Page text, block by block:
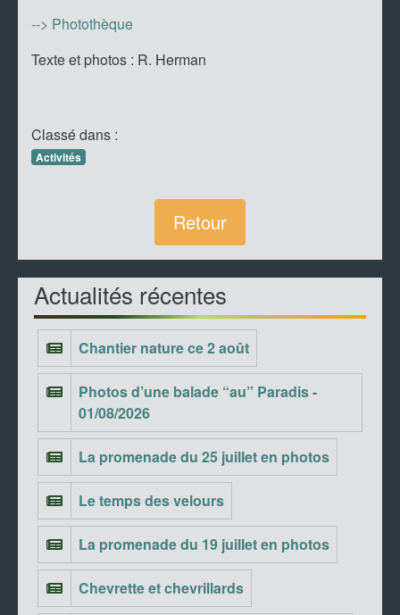
--> Photothèque
Texte et photos : R. Herman
Classé dans :
Activités
Retour
Actualités récentes
Chantier nature ce 2 août
Photos d’une balade “au” Paradis -
01/08/2026
La promenade du 25 juillet en photos
Le temps des velours
La promenade du 19 juillet en photos
Chevrette et chevrillards